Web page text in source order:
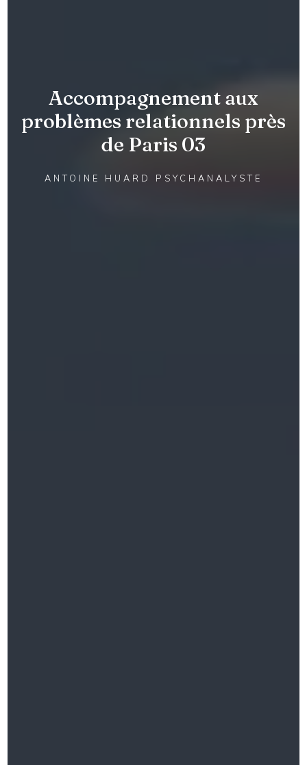
Accompagnement aux
problèmes relationnels près
de Paris 03
ANTOINE HUARD PSYCHANALYSTE